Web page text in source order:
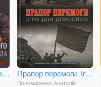
З присмеркового дзеркала Прапор перемоги. Ігри для дорослих
Пономаренко Анатолій